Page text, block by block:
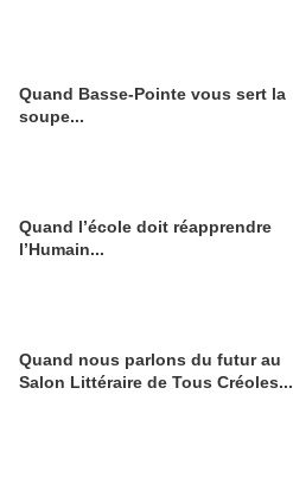
Quand Basse-Pointe vous sert la
soupe...
Quand l’école doit réapprendre
l’Humain...
Quand nous parlons du futur au
Salon Littéraire de Tous Créoles...